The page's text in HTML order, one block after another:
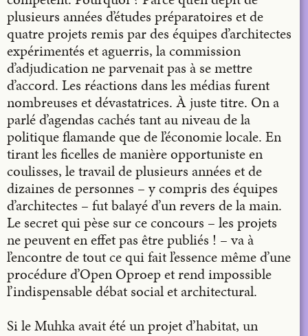
plusieurs années d’études préparatoires et de
quatre projets remis par des équipes d’architectes
expérimentés et aguerris, la commission
d’adjudication ne parvenait pas à se mettre
d’accord. Les réactions dans les médias furent
nombreuses et dévastatrices. À juste titre. On a
parlé d’agendas cachés tant au niveau de la
politique flamande que de l’économie locale. En
tirant les ficelles de manière opportuniste en
coulisses, le travail de plusieurs années et de
dizaines de personnes – y compris des équipes
d’architectes – fut balayé d’un revers de la main.
Le secret qui pèse sur ce concours – les projets
ne peuvent en effet pas être publiés ! – va à
l’encontre de tout ce qui fait l’essence même d’une
procédure d’Open Oproep et rend impossible
l’indispensable débat social et architectural.
Si le Muhka avait été un projet d’habitat, un